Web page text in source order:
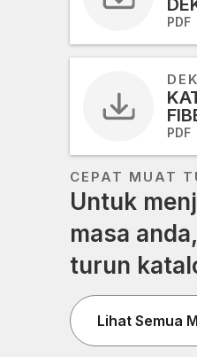
PDF
PDF
CEPAT MUAT
Untuk
masa
turun
Lihat Semua